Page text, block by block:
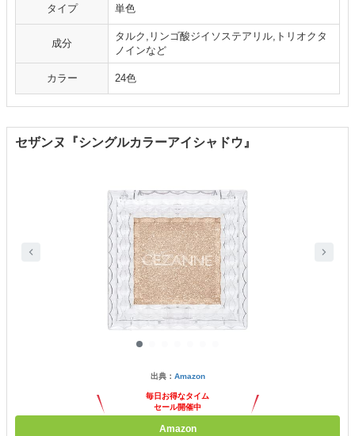
タイプ 単色
成分
タルク,リンゴ酸ジイソステアリル,トリオクタ
ノインなど
カラー 24色
セザンヌ『シングルカラーアイシャドウ』
出典： Amazon
毎日お得なタイム
セール開催中
Amazon